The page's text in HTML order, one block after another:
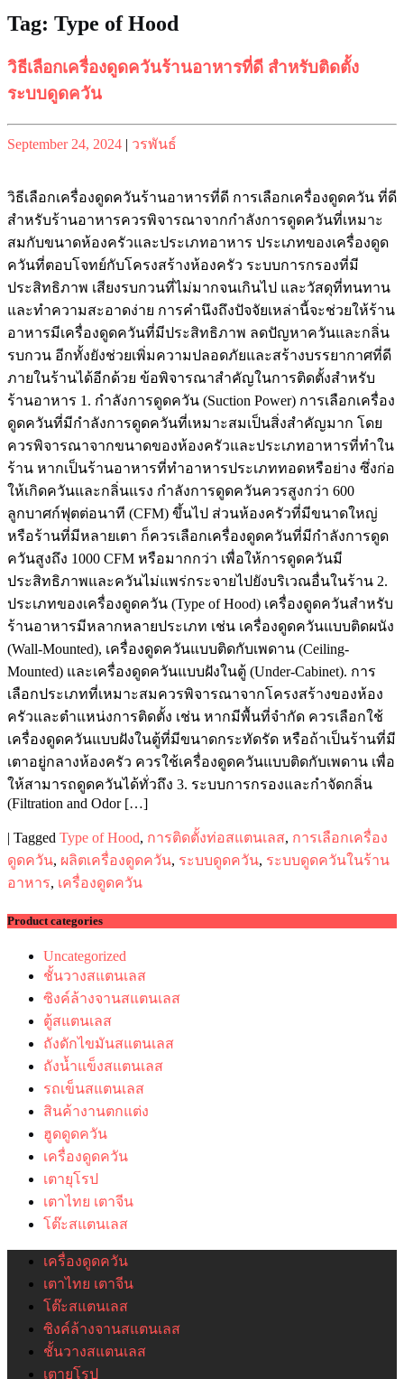
Tag: Type of Hood
วิธีเลือกเครื่องดูดควันร้านอาหารที่ดี สำหรับติดตั้ง
ระบบดูดควัน
Posted
September 24, 2024 | Posted
วรพันธ์
วิธีเลือกเครื่องดูดควันร้านอาหารที่ดี การเลือกเครื่องดูดควัน ที่ดี
สำหรับร้านอาหารควรพิจารณาจากกำลังการดูดควันที่เหมาะ
สมกับขนาดห้องครัวและประเภทอาหาร ประเภทของเครื่องดูด
ควันที่ตอบโจทย์กับโครงสร้างห้องครัว ระบบการกรองที่มี
ประสิทธิภาพ เสียงรบกวนที่ไม่มากจนเกินไป และวัสดุที่ทนทาน
และทำความสะอาดง่าย การคำนึงถึงปัจจัยเหล่านี้จะช่วยให้ร้าน
อาหารมีเครื่องดูดควันที่มีประสิทธิภาพ ลดปัญหาควันและกลิ่น
รบกวน อีกทั้งยังช่วยเพิ่มความปลอดภัยและสร้างบรรยากาศที่ดี
ภายในร้านได้อีกด้วย ข้อพิจารณาสำคัญในการติดตั้งสำหรับ
ร้านอาหาร 1. กำลังการดูดควัน (Suction Power) การเลือกเครื่อง
ดูดควันที่มีกำลังการดูดควันที่เหมาะสมเป็นสิ่งสำคัญมาก โดย
ควรพิจารณาจากขนาดของห้องครัวและประเภทอาหารที่ทำใน
ร้าน หากเป็นร้านอาหารที่ทำอาหารประเภททอดหรือย่าง ซึ่งก่อ
ให้เกิดควันและกลิ่นแรง กำลังการดูดควันควรสูงกว่า 600
ลูกบาศก์ฟุตต่อนาที (CFM) ขึ้นไป ส่วนห้องครัวที่มีขนาดใหญ่
หรือร้านที่มีหลายเตา ก็ควรเลือกเครื่องดูดควันที่มีกำลังการดูด
ควันสูงถึง 1000 CFM หรือมากกว่า เพื่อให้การดูดควันมี
ประสิทธิภาพและควันไม่แพร่กระจายไปยังบริเวณอื่นในร้าน 2.
ประเภทของเครื่องดูดควัน (Type of Hood) เครื่องดูดควันสำหรับ
ร้านอาหารมีหลากหลายประเภท เช่น เครื่องดูดควันแบบติดผนัง
(Wall-Mounted), เครื่องดูดควันแบบติดกับเพดาน (Ceiling-
Mounted) และเครื่องดูดควันแบบฝังในตู้ (Under-Cabinet). การ
เลือกประเภทที่เหมาะสมควรพิจารณาจากโครงสร้างของห้อง
ครัวและตำแหน่งการติดตั้ง เช่น หากมีพื้นที่จำกัด ควรเลือกใช้
เครื่องดูดควันแบบฝังในตู้ที่มีขนาดกระทัดรัด หรือถ้าเป็นร้านที่มี
เตาอยู่กลางห้องครัว ควรใช้เครื่องดูดควันแบบติดกับเพดาน เพื่อ
ให้สามารถดูดควันได้ทั่วถึง 3. ระบบการกรองและกำจัดกลิ่น
(Filtration and Odor […]
| Tagged Type of Hood, การติดตั้งท่อสแตนเลส, การเลือกเครื่อง
ดูดควัน, ผลิตเครื่องดูดควัน, ระบบดูดควัน, ระบบดูดควันในร้าน
อาหาร, เครื่องดูดควัน
Product categories
Uncategorized
ชั้นวางสแตนเลส
ซิงค์ล้างจานสแตนเลส
ตู้สแตนเลส
ถังดักไขมันสแตนเลส
ถังน้ำแข็งสแตนเลส
รถเข็นสแตนเลส
สินค้างานตกแต่ง
ฮูดดูดควัน
เครื่องดูดควัน
เตายุโรป
เตาไทย เตาจีน
โต๊ะสแตนเลส
เครื่องดูดควัน
เตาไทย เตาจีน
โต๊ะสแตนเลส
ซิงค์ล้างจานสแตนเลส
ชั้นวางสแตนเลส
เตายุโรป